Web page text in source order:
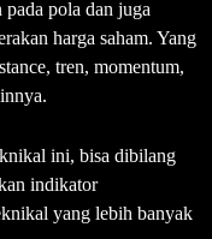
pola dan juga
harga saham. Yang
tren, momentum,
ini, bisa dibilang
indikator
yang lebih banyak